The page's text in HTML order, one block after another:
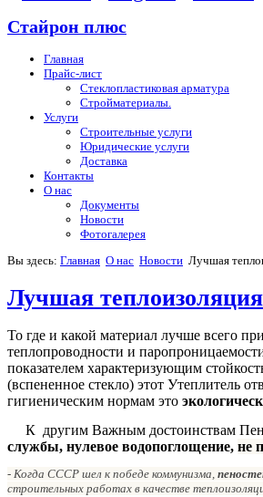
Стайрон плюс
Главная
Прайс-лист
Стеклопластиковая арматура
Стройматериалы.
Услуги
Строительные услуги
Юридические услуги
Доставка
Контакты
О нас
Документы
Новости
Фотогалерея
Вы здесь: Главная О нас Новости Лучшая
Лучшая
То где и какой материал лучше всего
теплопроводности и
показателем характеризующим
(вспененное стекло) этот Утеплитель
гигиеническим нормам это
К другим Важным достоинствам
службы, нулевое водопоглощение, не
- Когда СССР шел к победе коммунизма,
строительных работах в качестве